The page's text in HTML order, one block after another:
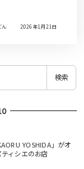
ん 2026年1月21日
検索
YOSHIDA」がオ
ィシエのお店